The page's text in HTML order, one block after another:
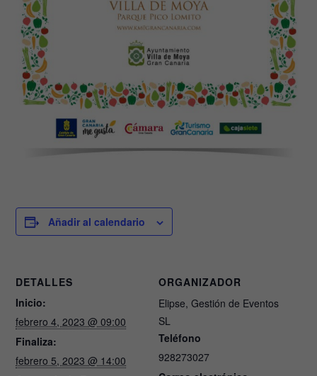
Añadir al calendario
DETALLES
Inicio:
febrero 4, 2023 @ 09:00
Finaliza:
febrero 5, 2023 @ 14:00
ORGANIZADOR
Elipse, Gestión de Eventos
SL
Teléfono
928273027